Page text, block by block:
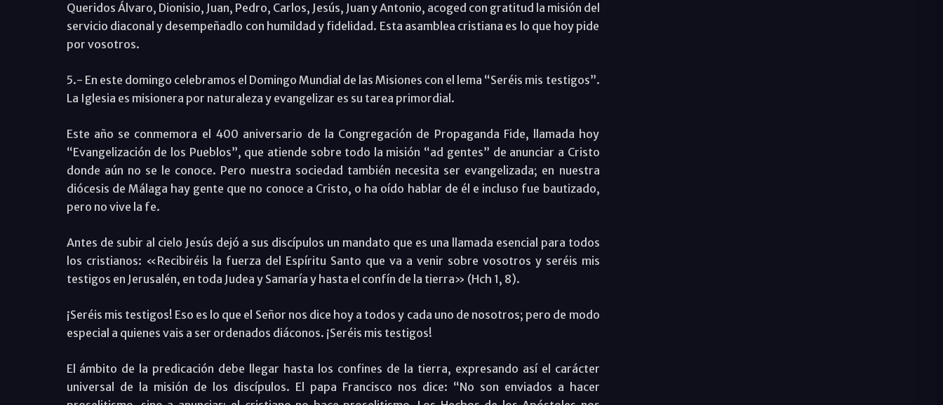
Queridos Álvaro, Dionisio, Juan, Pedro, Carlos, Jesús, Juan y Antonio, acoged con gratitud la misión del
servicio diaconal y desempeñadlo con humildad y fidelidad. Esta asamblea cristiana es lo que hoy pide
por vosotros.
5.- En este domingo celebramos el Domingo Mundial de las Misiones con el lema “Seréis mis testigos”.
La Iglesia es misionera por naturaleza y evangelizar es su tarea primordial.
Este año se conmemora el 400 aniversario de la Congregación de Propaganda Fide, llamada hoy
“Evangelización de los Pueblos”, que atiende sobre todo la misión “ad gentes” de anunciar a Cristo
donde aún no se le conoce. Pero nuestra sociedad también necesita ser evangelizada; en nuestra
diócesis de Málaga hay gente que no conoce a Cristo, o ha oído hablar de él e incluso fue bautizado,
pero no vive la fe.
Antes de subir al cielo Jesús dejó a sus discípulos un mandato que es una llamada esencial para todos
los cristianos: «Recibiréis la fuerza del Espíritu Santo que va a venir sobre vosotros y seréis mis
testigos en Jerusalén, en toda Judea y Samaría y hasta el confín de la tierra» (Hch 1, 8).
¡Seréis mis testigos! Eso es lo que el Señor nos dice hoy a todos y cada uno de nosotros; pero de modo
especial a quienes vais a ser ordenados diáconos. ¡Seréis mis testigos!
El ámbito de la predicación debe llegar hasta los confines de la tierra, expresando así el carácter
universal de la misión de los discípulos. El papa Francisco nos dice: “No son enviados a hacer